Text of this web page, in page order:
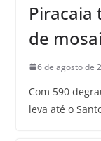
Piracaia
de
6 de agosto de
Com 590
leva até o